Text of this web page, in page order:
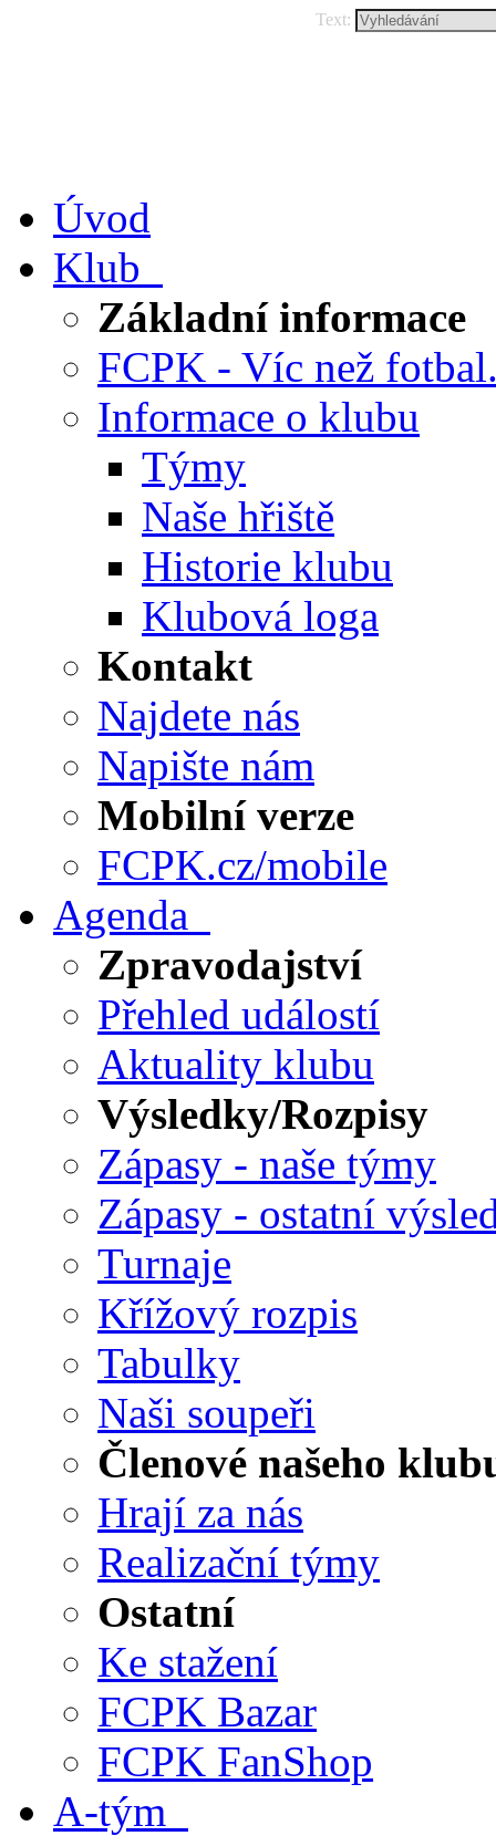
Text:
Úvod
Klub
Základní informace
FCPK - Víc než
Informace o klubu
Týmy
Naše hřiště
Historie klubu
Klubová loga
Kontakt
Najdete nás
Napište nám
Mobilní verze
FCPK.cz/mobile
Agenda
Zpravodajství
Přehled událostí
Aktuality klubu
Výsledky/Rozpisy
Zápasy - naše týmy
Zápasy - ostatní
Turnaje
Křížový rozpis
Tabulky
Naši soupeři
Členové našeho
Hrají za nás
Realizační týmy
Ostatní
Ke stažení
FCPK Bazar
FCPK FanShop
A-tým